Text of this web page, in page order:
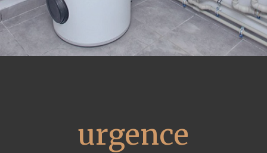
urgence